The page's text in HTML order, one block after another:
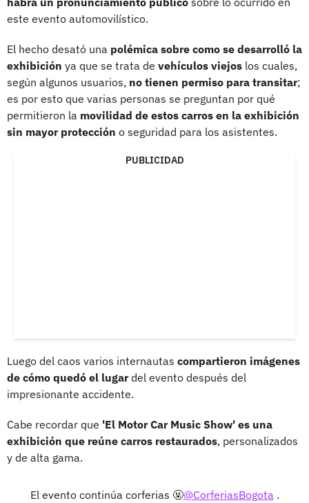
este evento automovilístico.
El hecho desató una polémica sobre como se desarrolló la
exhibición ya que se trata de vehículos viejos los cuales,
según algunos usuarios, no tienen permiso para transitar;
es por esto que varias personas se preguntan por qué
permitieron la movilidad de estos carros en la exhibición
sin mayor protección o seguridad para los asistentes.
PUBLICIDAD
Luego del caos varios internautas compartieron imágenes
de cómo quedó el lugardel evento después del
impresionante accidente.
Cabe recordar que 'El Motor Car Music Show' es una
exhibición que reúne carros restaurados, personalizados
y de alta gama.
El evento continúa corferias 🤬@CorferiasBogota .